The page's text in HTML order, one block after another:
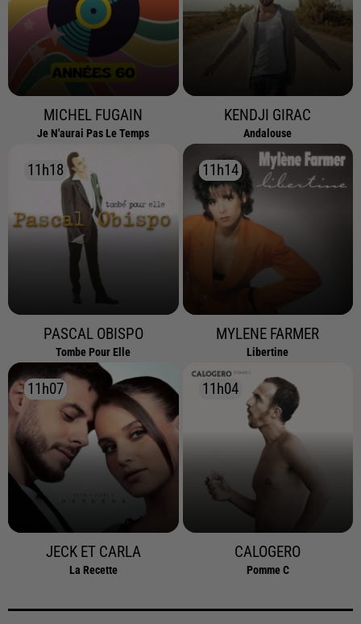
MICHEL FUGAIN
Je N'aurai Pas Le Temps
KENDJI GIRAC
Andalouse
11h18
11h18
PASCAL OBISPO
Tombe Pour Elle
11h14
11h14
MYLENE FARMER
Libertine
11h07
11h07
JECK ET CARLA
La Recette
11h04
11h04
CALOGERO
Pomme C